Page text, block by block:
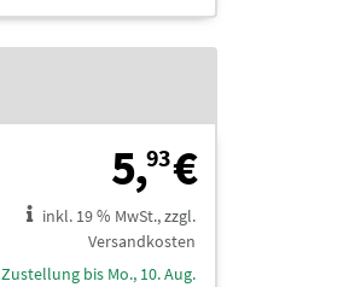
5,93€5,93 €
inkl. 19 % MwSt., zzgl.
Versandkosten
Zustellung bis Mo., 10. Aug.